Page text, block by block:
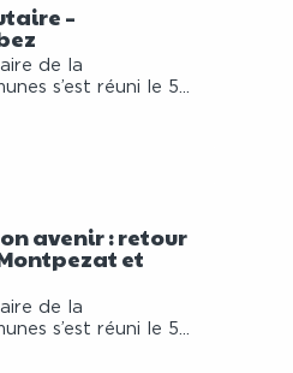
–
de la
s’est réuni le 5...
avenir : retour
et
de la
s’est réuni le 5...